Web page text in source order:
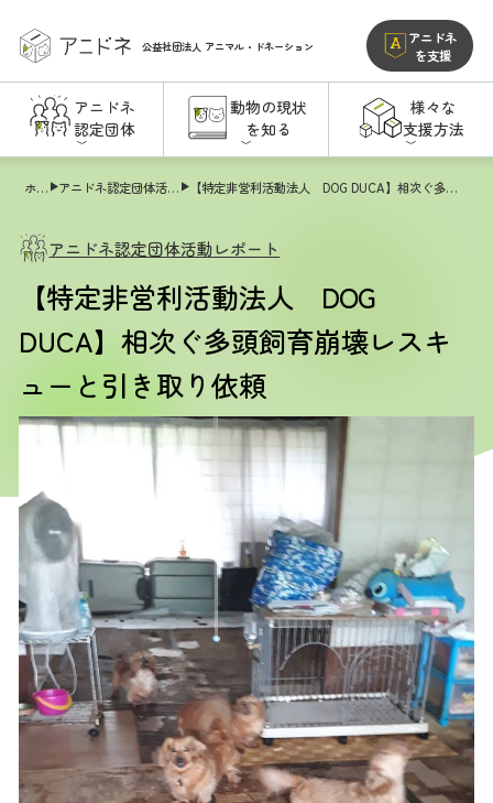
公益社団法人 アニマル・ドネーション
アニドネ
を支援
アニドネ
認定団体
動物の現状
を知る
様々な
支援方法
ホーム アニドネ認定団体活動レポート 【特定非営利活動法人 DOG DUCA】相次ぐ多頭飼育崩壊レスキューと引き取り依頼
アニドネ認定団体活動レポート
【特定非営利活動法人 DOG
DUCA】相次ぐ多頭飼育崩壊レスキ
ューと引き取り依頼